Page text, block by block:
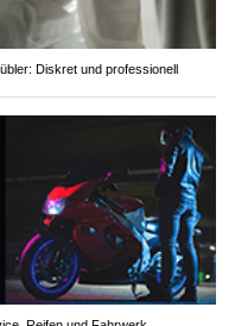
Diskret und professionell